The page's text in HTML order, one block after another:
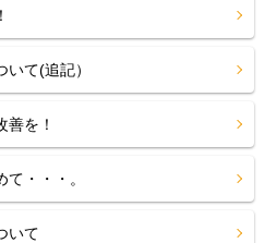
て(追記）
を！
・・・。
いて